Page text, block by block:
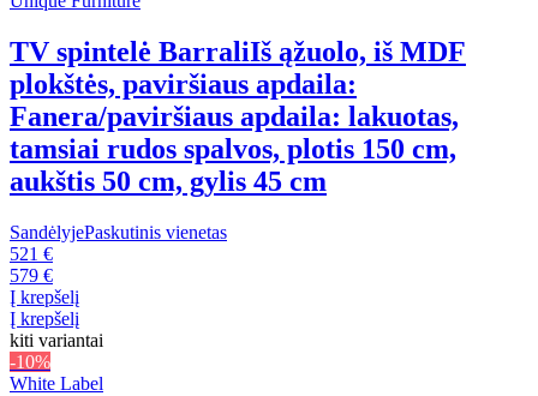
TV spintelė BarraliIš ąžuolo, iš MDF
plokštės, paviršiaus apdaila:
Fanera/paviršiaus apdaila: lakuotas,
tamsiai rudos spalvos, plotis 150 cm,
aukštis 50 cm, gylis 45 cm
SandėlyjePaskutinis vienetas
521 €
579 €
Į krepšelį
Į krepšelį
kiti variantai
-10%
White Label